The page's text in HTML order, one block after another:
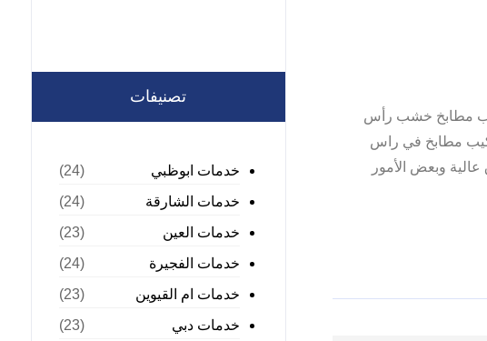
مطابخ خشب رأس
مطابخ في راس
وبعض الأمور
تصنيفات
خدمات ابوظبي
(24)
خدمات الشارقة
(24)
خدمات العين
(23)
خدمات الفجيرة
(24)
خدمات ام القيوين
(23)
خدمات دبي
(23)